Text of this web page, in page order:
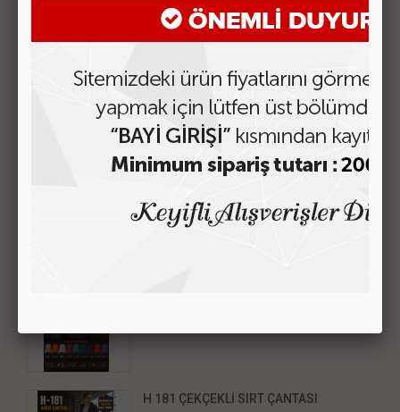
Fiyatı Görmek için Tıklayın
C-08 ÇOCUK SIRT ÇANTASI
H 181 ÇEKÇEKLİ SIRT ÇANTASI